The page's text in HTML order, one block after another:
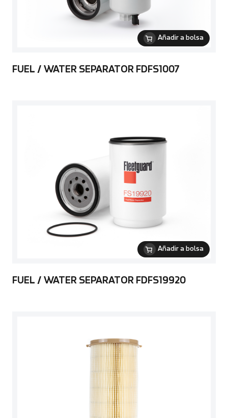
Añadir a bolsa
FUEL / WATER SEPARATOR FDFS1007
Añadir a bolsa
FUEL / WATER SEPARATOR FDFS19920